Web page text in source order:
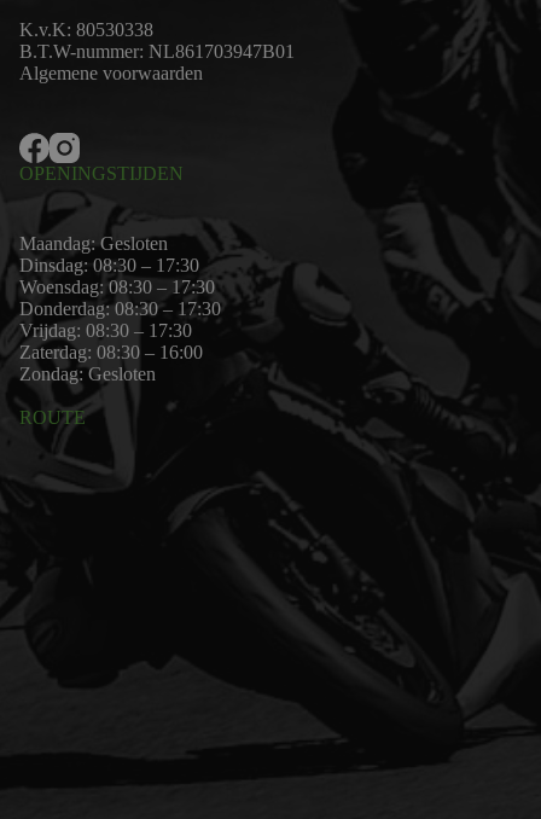
K.v.K: 80530338
B.T.W-nummer: NL861703947B01
Algemene voorwaarden
OPENINGSTIJDEN
Maandag: Gesloten
Dinsdag: 08:30 – 17:30
Woensdag: 08:30 – 17:30
Donderdag: 08:30 – 17:30
Vrijdag: 08:30 – 17:30
Zaterdag: 08:30 – 16:00
Zondag: Gesloten
ROUTE